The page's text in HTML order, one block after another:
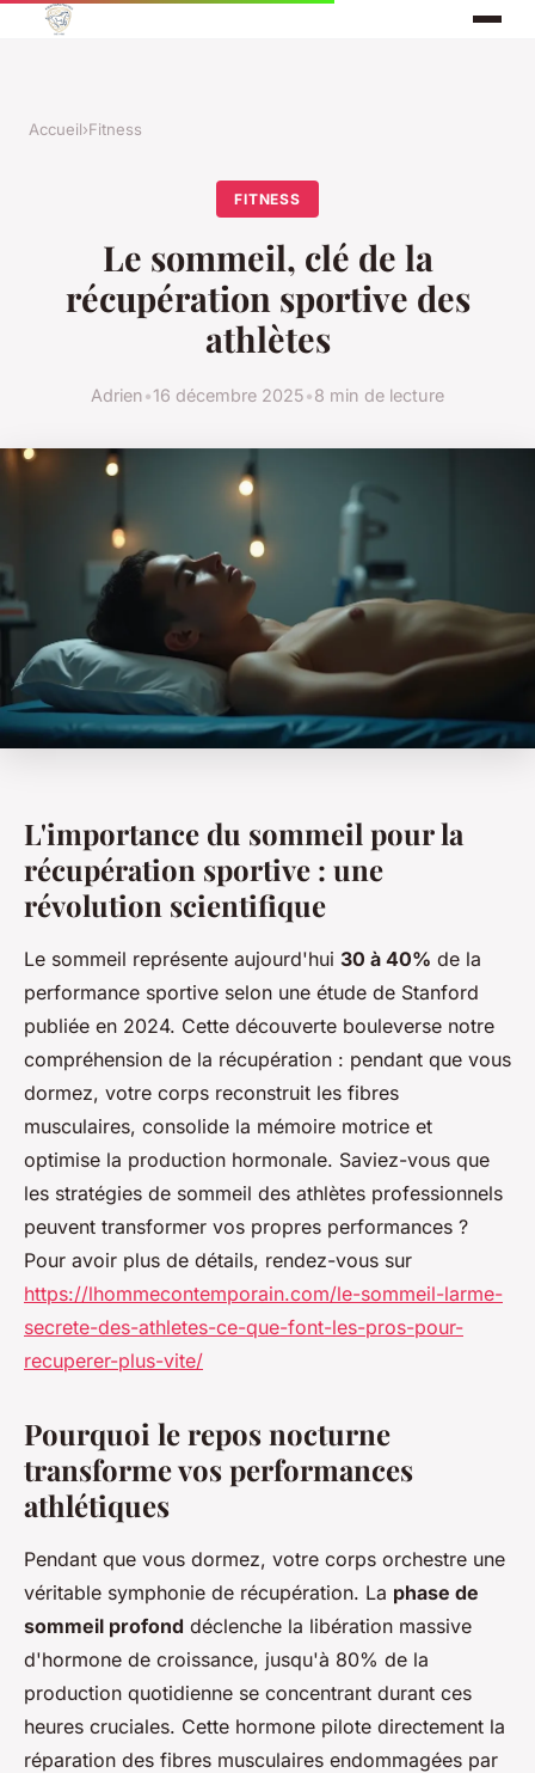
Accueil›Fitness
FITNESS
Le sommeil, clé de la
récupération sportive des
athlètes
Adrien•16 décembre 2025•8 min de lecture
L'importance du sommeil pour la
récupération sportive : une
révolution scientifique
Le sommeil représente aujourd'hui 30 à 40% de la
performance sportive selon une étude de Stanford
publiée en 2024. Cette découverte bouleverse notre
compréhension de la récupération : pendant que vous
dormez, votre corps reconstruit les fibres
musculaires, consolide la mémoire motrice et
optimise la production hormonale. Saviez-vous que
les stratégies de sommeil des athlètes professionnels
peuvent transformer vos propres performances ?
Pour avoir plus de détails, rendez-vous sur
https://lhommecontemporain.com/le-sommeil-larme-
secrete-des-athletes-ce-que-font-les-pros-pour-
recuperer-plus-vite/
Pourquoi le repos nocturne
transforme vos performances
athlétiques
Pendant que vous dormez, votre corps orchestre une
véritable symphonie de récupération. La phase de
sommeil profond déclenche la libération massive
d'hormone de croissance, jusqu'à 80% de la
production quotidienne se concentrant durant ces
heures cruciales. Cette hormone pilote directement la
réparation des fibres musculaires endommagées par